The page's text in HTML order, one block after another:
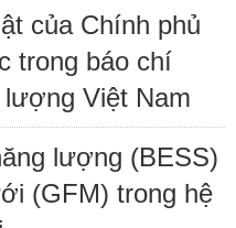
của Chính phủ
trong báo chí
lượng Việt Nam
lượng (BESS)
(GFM) trong hệ